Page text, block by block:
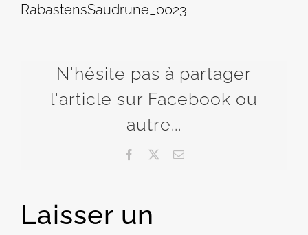
RabastensSaudrune_0023
N'hésite pas à partager
l'article sur Facebook ou
autre...
Facebook Email
Laisser un